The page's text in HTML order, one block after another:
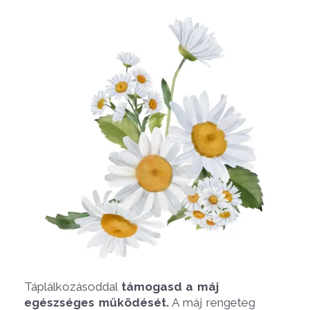
Táplálkozásoddal támogasd a máj
egészséges működését.A máj rengeteg